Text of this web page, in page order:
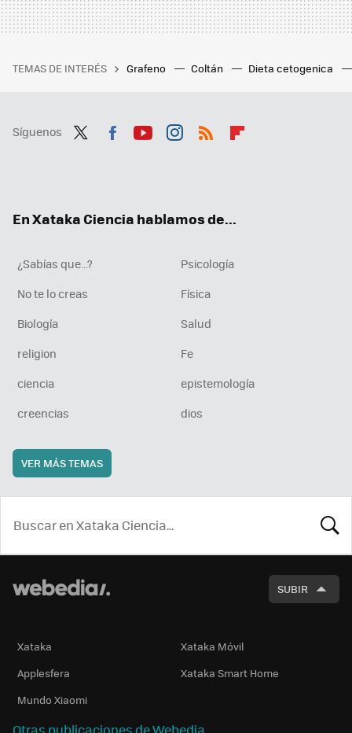
TEMAS DE INTERÉS Grafeno Coltán Dieta cetogenica
Síguenos
En Xataka Ciencia hablamos de...
¿Sabías que...?
Psicología
No te lo creas
Física
Biología
Salud
religion
Fe
ciencia
epistemología
creencias
dios
VER MÁS TEMAS
SUBIR
Xataka
Xataka Móvil
Applesfera
Xataka Smart Home
Mundo Xiaomi
Otras publicaciones de Webedia